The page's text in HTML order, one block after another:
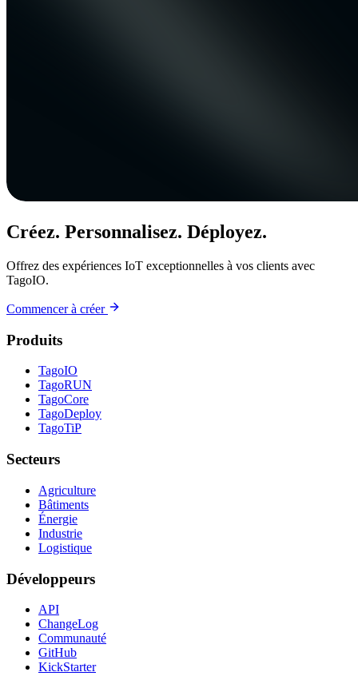
Créez. Personnalisez. Déployez.
Offrez des expériences IoT exceptionnelles à vos clients avec
TagoIO.
Commencer à créer
Produits
TagoIO
TagoRUN
TagoCore
TagoDeploy
TagoTiP
Secteurs
Agriculture
Bâtiments
Énergie
Industrie
Logistique
Développeurs
API
ChangeLog
Communauté
GitHub
KickStarter